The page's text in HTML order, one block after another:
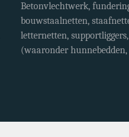
Betonvlechtwerk,
bouwstaalnetten,
letternetten,
(waaronder